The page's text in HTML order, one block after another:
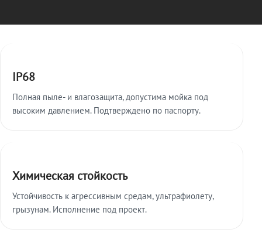
IP68
Полная пыле- и влагозащита, допустима мойка под
высоким давлением. Подтверждено по паспорту.
Химическая стойкость
Устойчивость к агрессивным средам, ультрафиолету,
грызунам. Исполнение под проект.